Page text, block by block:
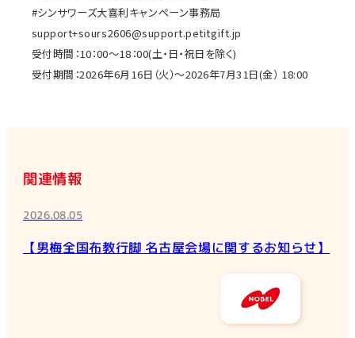
#シンサワーズ大喜利キャンペーン事務局
support+sours2606@support.petitgift.jp
受付時間：10：00～18：00(土・日・祝日を除く)
受付期間：2026年6月16日（火）～2026年7月31日(金） 18:00
関連情報
2026.08.05
【男梅全国布教行脚 名古屋会場に関するお知らせ】